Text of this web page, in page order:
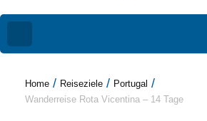
Home / Reiseziele / Portugal /
Wanderreise Rota Vicentina – 14 Tage